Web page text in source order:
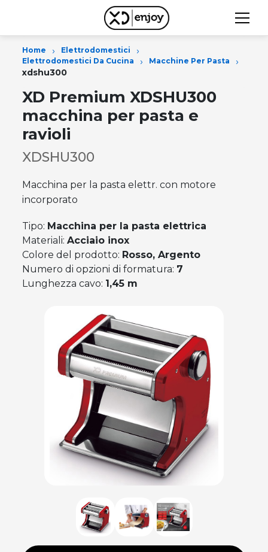
Home › Elettrodomestici ›
Elettrodomestici Da Cucina › Macchine Per Pasta ›
xdshu300
XD Premium XDSHU300
macchina per pasta e
ravioli
XDSHU300
Macchina per la pasta elettr. con motore
incorporato
Tipo: Macchina per la pasta elettrica
Materiali:Acciaio inox
Colore del prodotto: Rosso, Argento
Numero di opzioni di formatura: 7
Lunghezza cavo: 1,45 m